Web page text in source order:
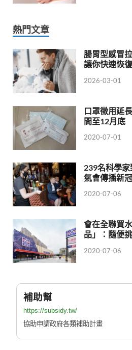
熱門文章
腸胃型感冒
讓你快速恢復
2026-03-01
口罩徵用延
間至12月底
2020-07-01
239名科學
氣會傳播新
2020-07-06
會在全聯買
品」：隨便
2020-07-06
補助幫
https://subsidy.tw/
協助申請政府各類補助計畫